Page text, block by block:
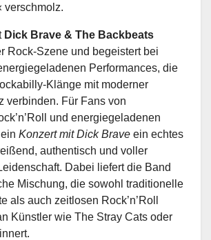
verschmolz.
Dick Brave & The Backbeats
Rock-Szene und begeistert bei
Performances, die
Klänge mit moderner
verbinden. Für Fans von
und energiegeladenen
Konzert mit Dick Brave ein echtes
authentisch und voller
Dabei liefert die Band
Mischung, die sowohl traditionelle
als auch zeitlosen Rock’n’Roll
Künstler wie The Stray Cats oder